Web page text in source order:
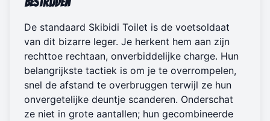
De standaard Skibidi Toilet is de voetsoldaat
van dit bizarre leger. Je herkent hem aan zijn
rechttoe rechtaan, onverbiddelijke charge. Hun
belangrijkste tactiek is om je te overrompelen,
snel de afstand te overbruggen terwijl ze hun
onvergetelijke deuntje scanderen. Onderschat
ze niet in grote aantallen; hun gecombineerde